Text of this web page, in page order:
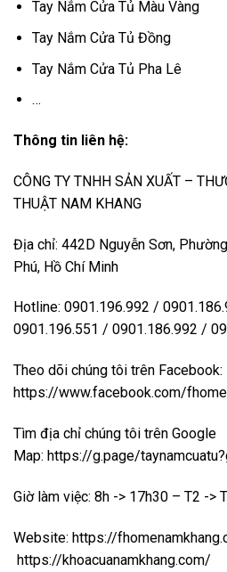
Tay Nắm Cửa Tủ Màu Vàng
Tay Nắm Cửa Tủ Đồng
Tay Nắm Cửa Tủ Pha Lê
…
Thông tin liên hệ:
CÔNG TY TNHH SẢN XUẤT –
THUẬT NAM KHANG
Địa chỉ: 442D Nguyễn Sơn,
Phú, Hồ Chí Minh
Hotline: 0901.196.992 /
0901.196.551 / 0901.186.992 /
Theo dõi chúng tôi trên Facebook:
https://www.facebook.com/
Tìm địa chỉ chúng tôi trên Google
Map: https://g.page/
Giờ làm việc: 8h -> 17h30 – T2 ->
Website: https://
https://khoacuanamkhang.com/